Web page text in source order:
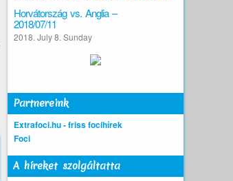
Horvátország vs. Anglia –
2018/07/11
2018. July 8. Sunday
Partnereink
Extrafoci.hu - friss focihírek
Foci
A híreket szolgáltatta